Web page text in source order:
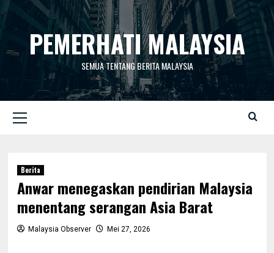
Skip
contentPEMERHATI MALAYSIA
SEMUA TENTANG BERITA MALAYSIA
Menu
Berita
Anwar menegaskan pendirian Malaysia
menentang serangan Asia Barat
Malaysia Observer Mei 27, 2026